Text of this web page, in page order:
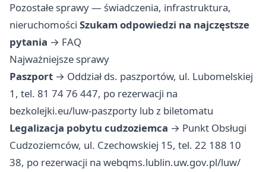
Pozostałe sprawy — świadczenia, infrastruktura,
nieruchomości Szukam odpowiedzi na najczęstsze
pytania → FAQ
Najważniejsze sprawy
Paszport → Oddział ds. paszportów, ul. Lubomelskiej
1, tel. 81 74 76 447, po rezerwacji na
bezkolejki.eu/luw-paszporty lub z biletomatu
Legalizacja pobytu cudzoziemca → Punkt Obsługi
Cudzoziemców, ul. Czechowskiej 15, tel. 22 188 10
38, po rezerwacji na webqms.lublin.uw.gov.pl/luw/